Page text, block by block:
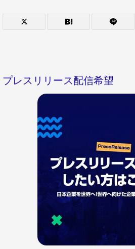
プレスリリース配信希望